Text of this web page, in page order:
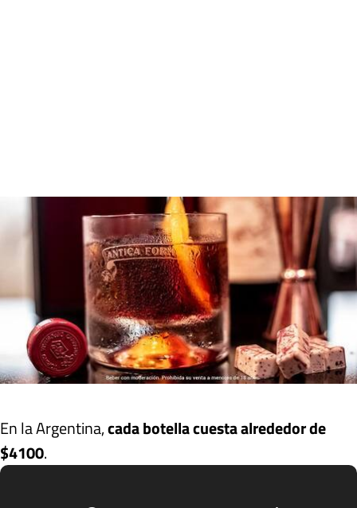
En la Argentina,cada botella cuesta alrededor de
$4100.